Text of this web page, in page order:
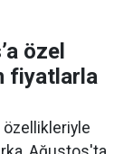
özel
fiyatlarla